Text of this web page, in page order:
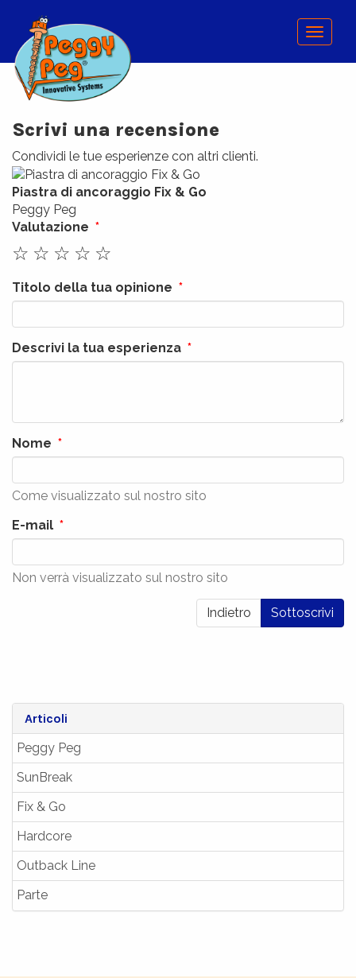
Menu
Articoli
Peggy Peg
SunBreak
Fix & Go
Hardcore
Outback Line
Parte
Scrivi una recensione
Condividi le tue esperienze con altri clienti.
Piastra di ancoraggio Fix & Go
Peggy Peg
Valutazione
☆
☆
☆
☆
☆
Titolo della tua opinione
Descrivi la tua esperienza
Nome
Come visualizzato sul nostro sito
E-mail
Non verrà visualizzato sul nostro sito
Indietro Sottoscrivi